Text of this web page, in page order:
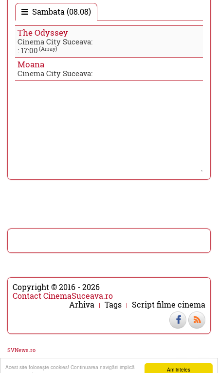
Am inteles
Acest site foloseşte cookies! Continuarea navigării implică
Sambata (08.08)
The Odyssey
Cinema City Suceava:
: 17:00 (Array)
Moana
Cinema City Suceava:
Copyright © 2016 - 2026
Contact CinemaSuceava.ro
Arhiva
Tags Script filme cinema
SVNews.ro
▼